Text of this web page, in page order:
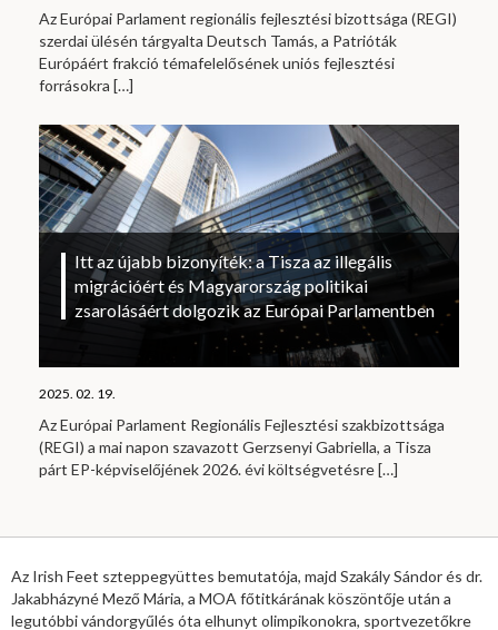
Az Európai Parlament regionális fejlesztési bizottsága (REGI)
szerdai ülésén tárgyalta Deutsch Tamás, a Patrióták
Európáért frakció témafelelősének uniós fejlesztési
forrásokra […]
Itt az újabb bizonyíték: a Tisza az illegális
migrációért és Magyarország politikai
zsarolásáért dolgozik az Európai Parlamentben
2025. 02. 19.
Az Európai Parlament Regionális Fejlesztési szakbizottsága
(REGI) a mai napon szavazott Gerzsenyi Gabriella, a Tisza
párt EP-képviselőjének 2026. évi költségvetésre[…]
Az Irish Feet szteppegyüttes bemutatója, majd Szakály Sándor és dr.
Jakabházyné Mező Mária, a MOA főtitkárának köszöntője után a
legutóbbi vándorgyűlés óta elhunyt olimpikonokra, sportvezetőkre